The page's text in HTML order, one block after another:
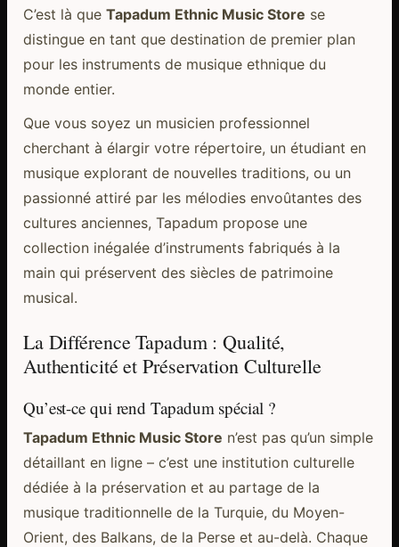
C’est là que Tapadum Ethnic Music Store se
distingue en tant que destination de premier plan
pour les instruments de musique ethnique du
monde entier.
Que vous soyez un musicien professionnel
cherchant à élargir votre répertoire, un étudiant en
musique explorant de nouvelles traditions, ou un
passionné attiré par les mélodies envoûtantes des
cultures anciennes, Tapadum propose une
collection inégalée d’instruments fabriqués à la
main qui préservent des siècles de patrimoine
musical.
La Différence Tapadum : Qualité,
Authenticité et Préservation Culturelle
Qu’est-ce qui rend Tapadum spécial ?
Tapadum Ethnic Music Store n’est pas qu’un simple
détaillant en ligne – c’est une institution culturelle
dédiée à la préservation et au partage de la
musique traditionnelle de la Turquie, du Moyen-
Orient, des Balkans, de la Perse et au-delà. Chaque